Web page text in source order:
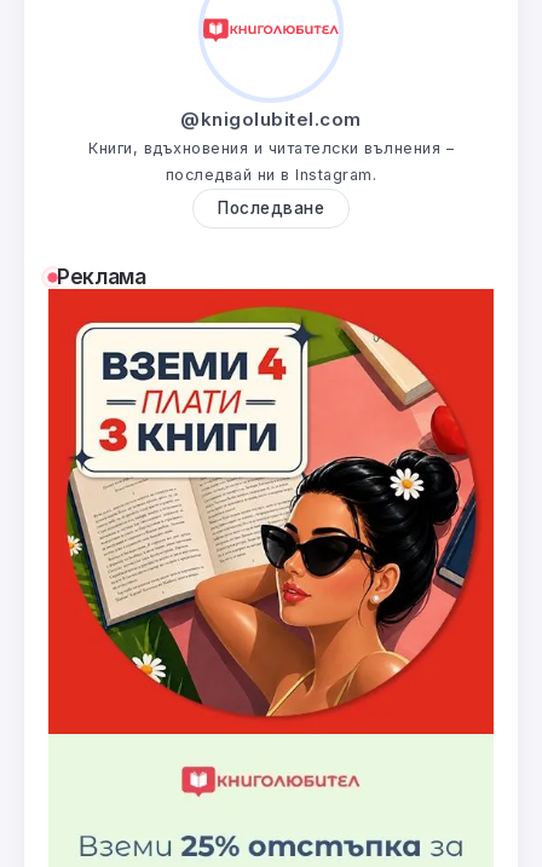
@knigolubitel.com
Книги, вдъхновения и читателски вълнения –
последвай ни в Instagram.
Последване
Реклама